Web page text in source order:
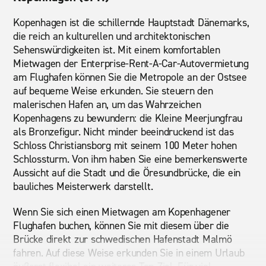
Kopenhagen ist die schillernde Hauptstadt Dänemarks,
die reich an kulturellen und architektonischen
Sehenswürdigkeiten ist. Mit einem komfortablen
Mietwagen der Enterprise-Rent-A-Car-Autovermietung
am Flughafen können Sie die Metropole an der Ostsee
auf bequeme Weise erkunden. Sie steuern den
malerischen Hafen an, um das Wahrzeichen
Kopenhagens zu bewundern: die Kleine Meerjungfrau
als Bronzefigur. Nicht minder beeindruckend ist das
Schloss Christiansborg mit seinem 100 Meter hohen
Schlossturm. Von ihm haben Sie eine bemerkenswerte
Aussicht auf die Stadt und die Öresundbrücke, die ein
bauliches Meisterwerk darstellt.
Wenn Sie sich einen Mietwagen am Kopenhagener
Flughafen buchen, können Sie mit diesem über die
Brücke direkt zur schwedischen Hafenstadt Malmö
fahren. Auf diese Weise erkunden Sie in einem Urlaub